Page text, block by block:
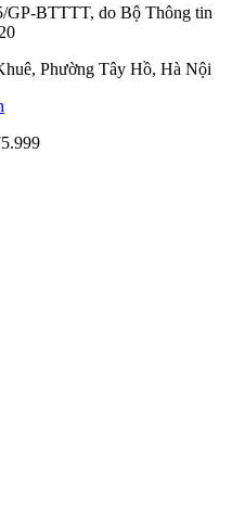
GP-BTTTT, do Bộ Thông tin
Phường Tây Hồ, Hà Nội